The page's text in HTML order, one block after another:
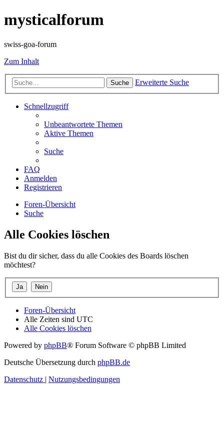
mysticalforum
swiss-goa-forum
Zum Inhalt
Suche Erweiterte Suche
Schnellzugriff
Unbeantwortete Themen
Aktive Themen
Suche
FAQ
Anmelden
Registrieren
Foren-Übersicht
Suche
Alle Cookies löschen
Bist du dir sicher, dass du alle Cookies des Boards löschen
möchtest?
Foren-Übersicht
Alle Zeiten sind UTC
Alle Cookies löschen
Powered by phpBB® Forum Software © phpBB Limited
Deutsche Übersetzung durch phpBB.de
Datenschutz | Nutzungsbedingungen